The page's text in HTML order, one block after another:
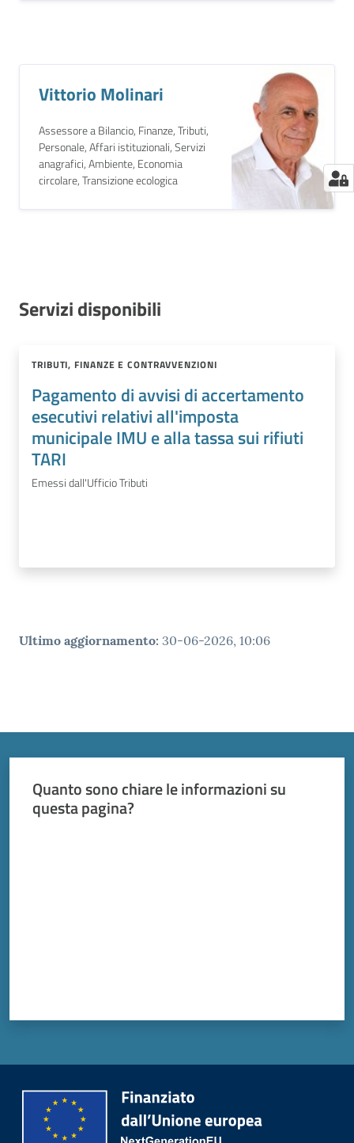
Vittorio Molinari
Assessore a Bilancio, Finanze, Tributi,
Personale, Affari istituzionali, Servizi
anagrafici, Ambiente, Economia
circolare, Transizione ecologica
Servizi disponibili
TRIBUTI, FINANZE E CONTRAVVENZIONI
Pagamento di avvisi di accertamento
esecutivi relativi all'imposta
municipale IMU e alla tassa sui rifiuti
TARI
Emessi dall'Ufficio Tributi
Ultimo aggiornamento: 30-06-2026, 10:06
Quanto sono chiare le informazioni su
questa pagina?